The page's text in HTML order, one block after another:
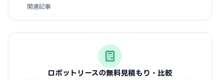
関連記事
ロボットリースの無料見積もり・比較